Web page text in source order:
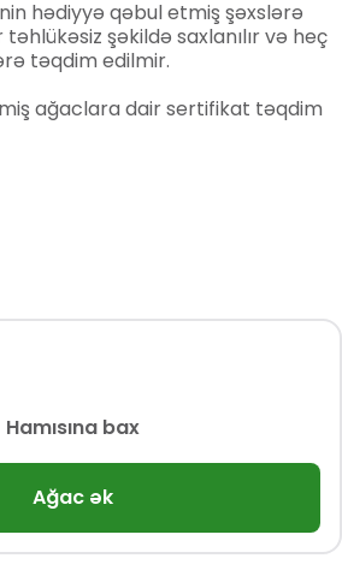
hədiyyə qəbul etmiş şəxslərə
şəkildə saxlanılır və heç
təqdim edilmir.
ağaclara dair sertifikat təqdim
Hamısına bax
Ağac ək